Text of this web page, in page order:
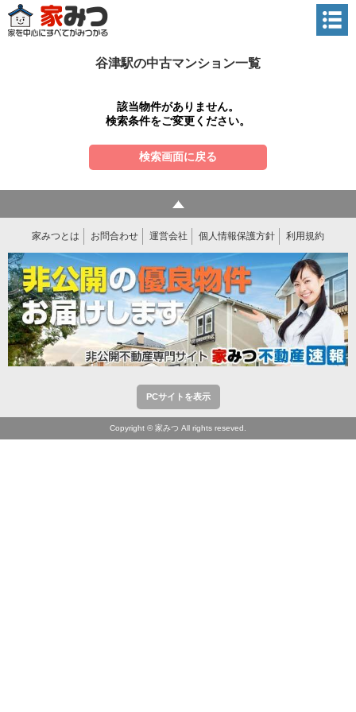
谷津駅の中古マンション一覧
該当物件がありません。
検索条件をご変更ください。
検索画面に戻る
家みつとは お問合わせ 運営会社 個人情報保護方針 利用規約
PCサイトを表示
Copyright © 家みつ All rights reseved.